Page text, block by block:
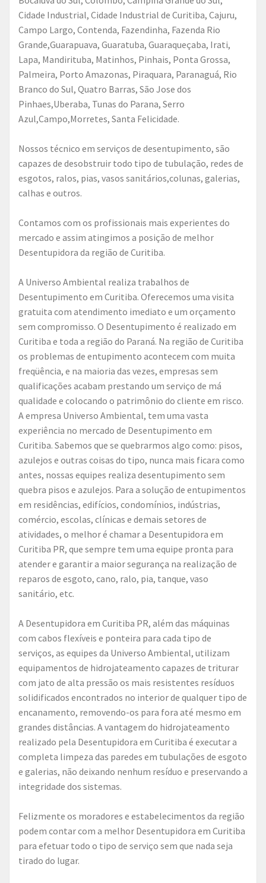
Cidade Industrial, Cidade Industrial de Curitiba, Cajuru,
Campo Largo, Contenda, Fazendinha, Fazenda Rio
Grande,Guarapuava, Guaratuba, Guaraqueçaba, Irati,
Lapa, Mandirituba, Matinhos, Pinhais, Ponta Grossa,
Palmeira, Porto Amazonas, Piraquara, Paranaguá, Rio
Branco do Sul, Quatro Barras, São Jose dos
Pinhaes,Uberaba, Tunas do Parana, Serro
Azul,Campo,Morretes, Santa Felicidade.
Nossos técnico em serviços de desentupimento, são
capazes de desobstruir todo tipo de tubulação, redes de
esgotos, ralos, pias, vasos sanitários,colunas, galerias,
calhas e outros.
Contamos com os profissionais mais experientes do
mercado e assim atingimos a posição de melhor
Desentupidora da região de Curitiba.
A Universo Ambiental realiza trabalhos de
Desentupimento em Curitiba. Oferecemos uma visita
gratuita com atendimento imediato e um orçamento
sem compromisso. O Desentupimento é realizado em
Curitiba e toda a região do Paraná. Na região de Curitiba
os problemas de entupimento acontecem com muita
freqüência, e na maioria das vezes, empresas sem
qualificações acabam prestando um serviço de má
qualidade e colocando o patrimônio do cliente em risco.
A empresa Universo Ambiental, tem uma vasta
experiência no mercado de Desentupimento em
Curitiba. Sabemos que se quebrarmos algo como: pisos,
azulejos e outras coisas do tipo, nunca mais ficara como
antes, nossas equipes realiza desentupimento sem
quebra pisos e azulejos. Para a solução de entupimentos
em residências, edifícios, condomínios, indústrias,
comércio, escolas, clínicas e demais setores de
atividades, o melhor é chamar a Desentupidora em
Curitiba PR, que sempre tem uma equipe pronta para
atender e garantir a maior segurança na realização de
reparos de esgoto, cano, ralo, pia, tanque, vaso
sanitário, etc.
A Desentupidora em Curitiba PR, além das máquinas
com cabos flexíveis e ponteira para cada tipo de
serviços, as equipes da Universo Ambiental, utilizam
equipamentos de hidrojateamento capazes de triturar
com jato de alta pressão os mais resistentes resíduos
solidificados encontrados no interior de qualquer tipo de
encanamento, removendo-os para fora até mesmo em
grandes distâncias. A vantagem do hidrojateamento
realizado pela Desentupidora em Curitiba é executar a
completa limpeza das paredes em tubulações de esgoto
e galerias, não deixando nenhum resíduo e preservando a
integridade dos sistemas.
Felizmente os moradores e estabelecimentos da região
podem contar com a melhor Desentupidora em Curitiba
para efetuar todo o tipo de serviço sem que nada seja
tirado do lugar.